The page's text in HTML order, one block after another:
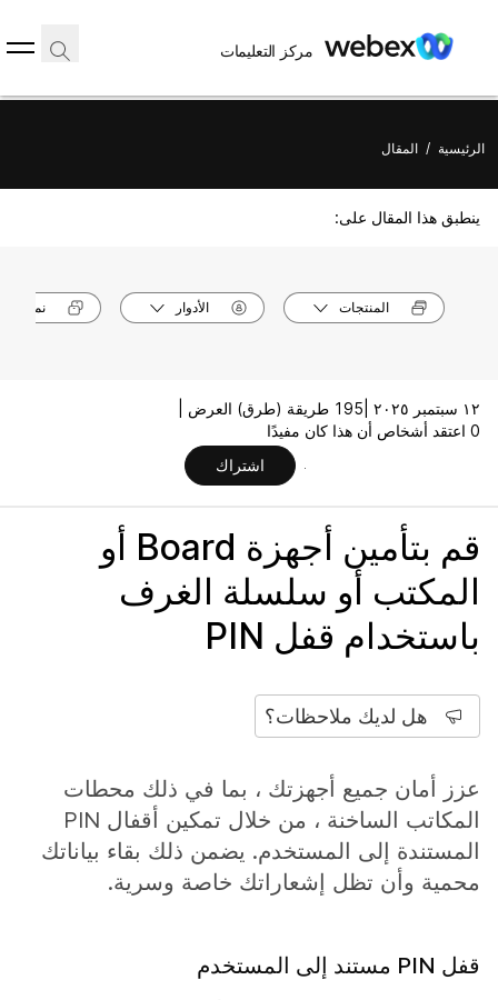
مركز التعليمات
الرئيسية / المقال
ينطبق هذا المقال على:
المنتجات الأدوار نماذج
١٢ سبتمبر ٢٠٢٥ |
195 طريقة (طرق) العرض |
0 اعتقد أشخاص أن هذا كان مفيدًا
اشتراك
قم بتأمين أجهزة Board أو
المكتب أو سلسلة الغرف
باستخدام قفل PIN
هل لديك ملاحظات؟
عزز أمان جميع أجهزتك ، بما في ذلك محطات
المكاتب الساخنة ، من خلال تمكين أقفال PIN
المستندة إلى المستخدم. يضمن ذلك بقاء بياناتك
محمية وأن تظل إشعاراتك خاصة وسرية.
قفل PIN مستند إلى المستخدم